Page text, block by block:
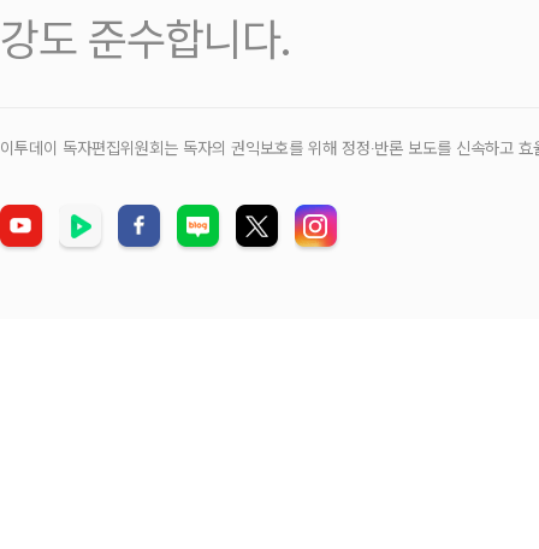
강도 준수합니다.
이투데이 독자편집위원회는 독자의 권익보호를 위해 정정‧반론 보도를 신속하고